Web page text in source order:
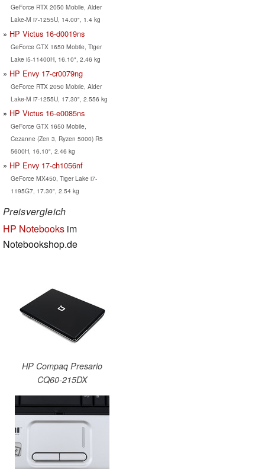
GeForce RTX 2050 Mobile, Alder
Lake-M i7-1255U, 14.00", 1.4 kg
HP Victus 16-d0019ns
GeForce GTX 1650 Mobile, Tiger
Lake i5-11400H, 16.10", 2.46 kg
HP Envy 17-cr0079ng
GeForce RTX 2050 Mobile, Alder
Lake-M i7-1255U, 17.30", 2.556 kg
HP Victus 16-e0085ns
GeForce GTX 1650 Mobile,
Cezanne (Zen 3, Ryzen 5000) R5
5600H, 16.10", 2.46 kg
HP Envy 17-ch1056nf
GeForce MX450, Tiger Lake i7-
1195G7, 17.30", 2.54 kg
Preisvergleich
HP Notebooks im
Notebookshop.de
HP Compaq Presario
CQ60-215DX